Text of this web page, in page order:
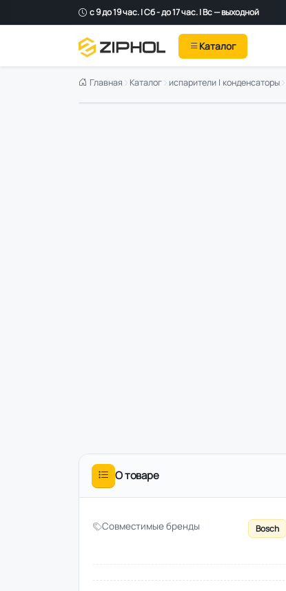
с 9 до 19 час. | Сб - до 17 час. | Вс — выходной
Каталог
Главная Каталог испарители | конденсаторы
О товаре
Совместимые бренды Bosch